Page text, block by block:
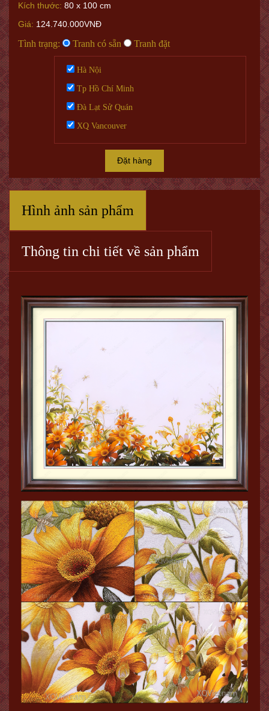
Kích thước: 80 x 100 cm
Giá: 124.740.000VNĐ
Tình trạng: Tranh có sẵn Tranh đặt
Hà Nội
Tp Hồ Chí Minh
Đà Lạt Sử Quán
XQ Vancouver
Đặt hàng
Hình ảnh sản phẩm
Thông tin chi tiết về sản phẩm